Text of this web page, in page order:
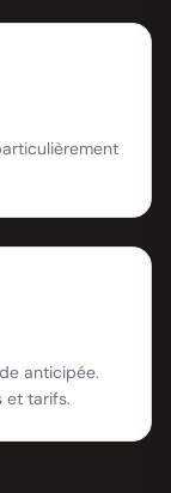
anticipée.
et tarifs.